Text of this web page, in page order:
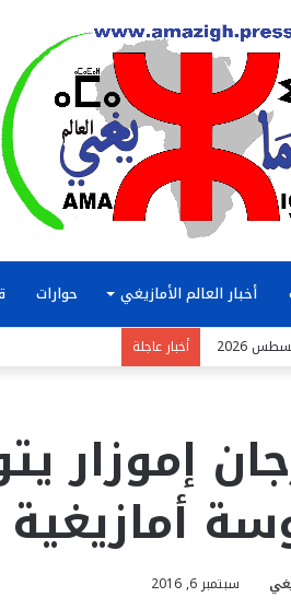
أخبار العالم الأمازيغي حوارات
أخبار عاجلة
إموزار
أمازيغية
سبتمبر 6, 2016